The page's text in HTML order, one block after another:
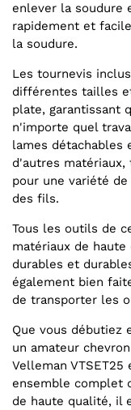
enlever la soudure
rapidement et
la soudure.
Les tournevis
différentes tailles
plate, garantissant
n'importe quel
lames détachables
d'autres
pour une variété
des fils.
Tous les outils de
matériaux de
durables et
également bien
de transporter les
Que vous débutiez
un amateur
Velleman
ensemble complet
de haute qualité, il